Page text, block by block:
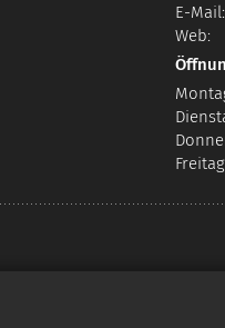
E-Mail:
Web: